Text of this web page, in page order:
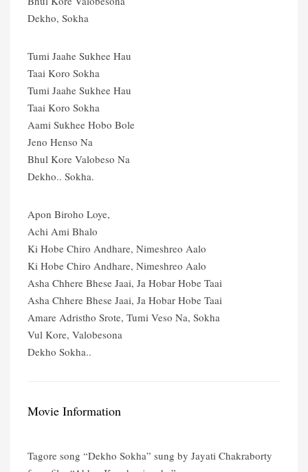
Dekho, Sokha
Tumi Jaahe Sukhee Hau
Taai Koro Sokha
Tumi Jaahe Sukhee Hau
Taai Koro Sokha
Aami Sukhee Hobo Bole
Jeno Henso Na
Bhul Kore Valobeso Na
Dekho.. Sokha.
Apon Biroho Loye,
Achi Ami Bhalo
Ki Hobe Chiro Andhare, Nimeshreo Aalo
Ki Hobe Chiro Andhare, Nimeshreo Aalo
Asha Chhere Bhese Jaai, Ja Hobar Hobe Taai
Asha Chhere Bhese Jaai, Ja Hobar Hobe Taai
Amare Adristho Srote, Tumi Veso Na, Sokha
Vul Kore, Valobesona
Dekho Sokha..
Movie Information
Tagore song “Dekho Sokha” sung by Jayati Chakraborty